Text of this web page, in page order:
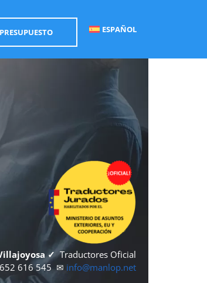
PRESUPUESTO ESPAÑOL
✓Traductores Oficial
616 545 ✉ info@manlop.net